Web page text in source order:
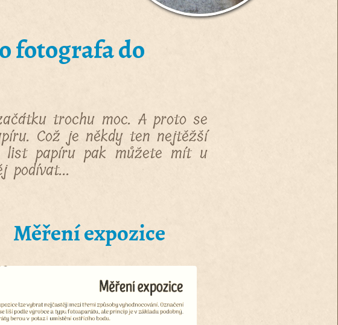
fotografa do
trochu moc. A proto se
Což je někdy ten nejtěžší
papíru pak můžete mít u
podívat...
Měření expozice